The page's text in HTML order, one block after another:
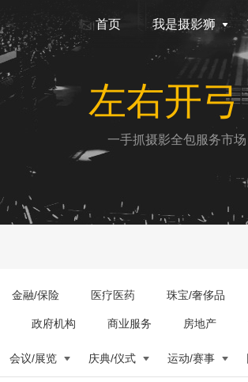
首页 我是摄影狮
左右开
一手抓摄影全包服务市
金融/保险 医疗医药 珠宝/奢侈品
政府机构 商业服务 房地产
会议/展览 庆典/仪式 运动/赛事